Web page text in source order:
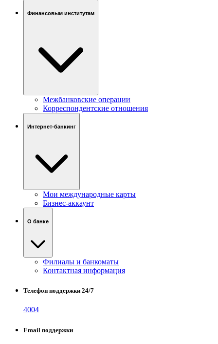
Финансовым институтам
Межбанковские операции
Корреспондентские отношения
Интернет-банкинг
Мои международные карты
Бизнес-аккаунт
О банке
Филиалы и банкоматы
Контактная информация
Телефон поддержки 24/7
4004
Email поддержки